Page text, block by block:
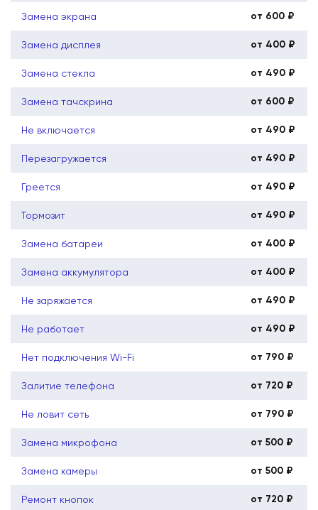
Замена экрана от 600 ₽
Замена дисплея от 400 ₽
Замена стекла от 490 ₽
Замена тачскрина от 600 ₽
Не включается от 490 ₽
Перезагружается от 490 ₽
Греется от 490 ₽
Тормозит от 490 ₽
Замена батареи от 400 ₽
Замена аккумулятора от 400 ₽
Не заряжается от 490 ₽
Не работает от 490 ₽
Нет подключения Wi-Fi от 790 ₽
Залитие телефона от 720 ₽
Не ловит сеть от 790 ₽
Замена микрофона от 500 ₽
Замена камеры от 500 ₽
Ремонт кнопок от 720 ₽